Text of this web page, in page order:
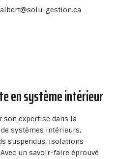
gestion.ca
en système intérieur
son expertise dans la
systèmes intérieurs,
suspendus, isolations
un savoir-faire éprouvé